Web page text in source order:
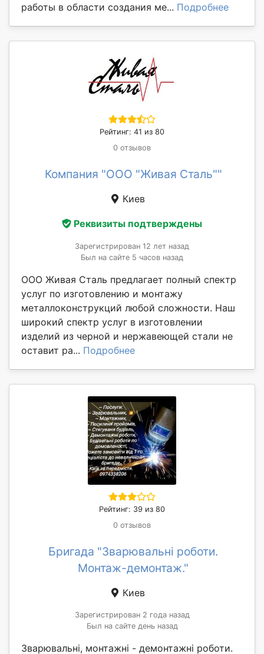
работы в области создания ме... Подробнее
Рейтинг: 41 из 80
0 отзывов
Компания "ООО "Живая Сталь""
Киев
Реквизиты подтверждены
Зарегистрирован 12 лет назад
Был на сайте 5 часов назад
ООО Живая Сталь предлагает полный спектр
услуг по изготовлению и монтажу
металлоконструкций любой сложности. Наш
широкий спектр услуг в изготовлении
изделий из черной и нержавеющей стали не
оставит ра... Подробнее
Рейтинг: 39 из 80
0 отзывов
Бригада "Зварювальні роботи.
Монтаж-демонтаж."
Киев
Зарегистрирован 2 года назад
Был на сайте день назад
Зварювальні, монтажні - демонтажні роботи.